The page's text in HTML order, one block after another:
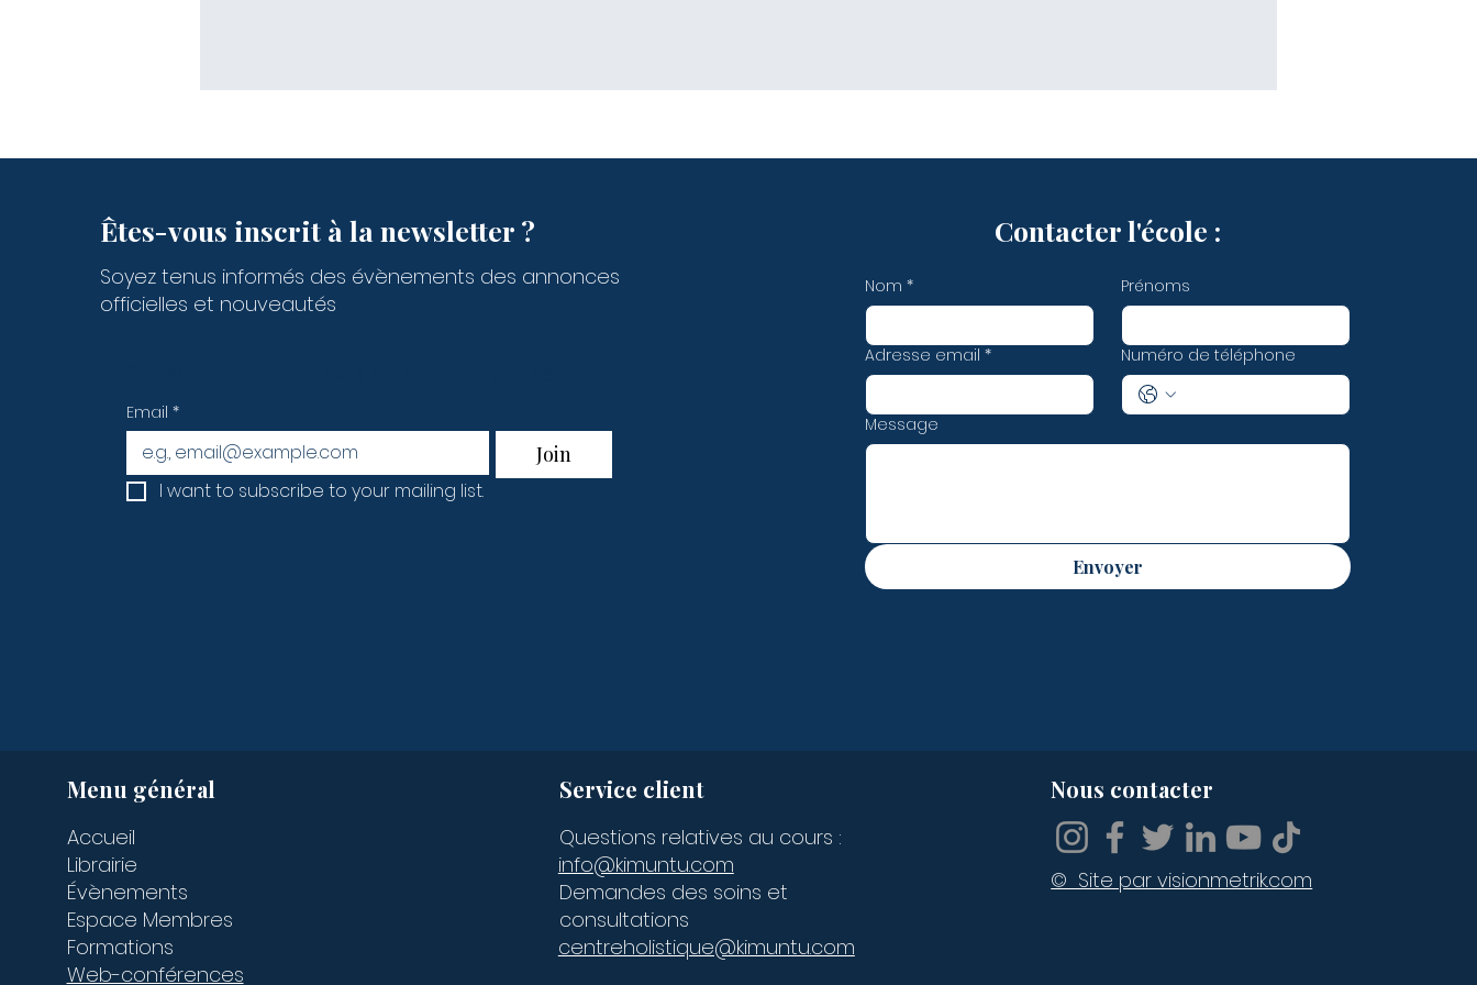
Êtes-vous inscrit à la newsletter ?
Soyez tenus informés des évènements des annonces
officielles et nouveautés
Email *
Join
I want to subscribe to your mailing list.
Contacter l'école :
Nom * Prénoms
Adresse email * Numéro de téléphone
Message
Envoyer
Menu général
Accueil
Librairie
Évènements
Espace Membres
Formations
Web-conférences
Service client
Questions relatives au cours :
info@kimuntu.com
Demandes des soins et
consultations
centreholistique@kimuntu.com
Nous contacter
© Site par visionmetrik.com